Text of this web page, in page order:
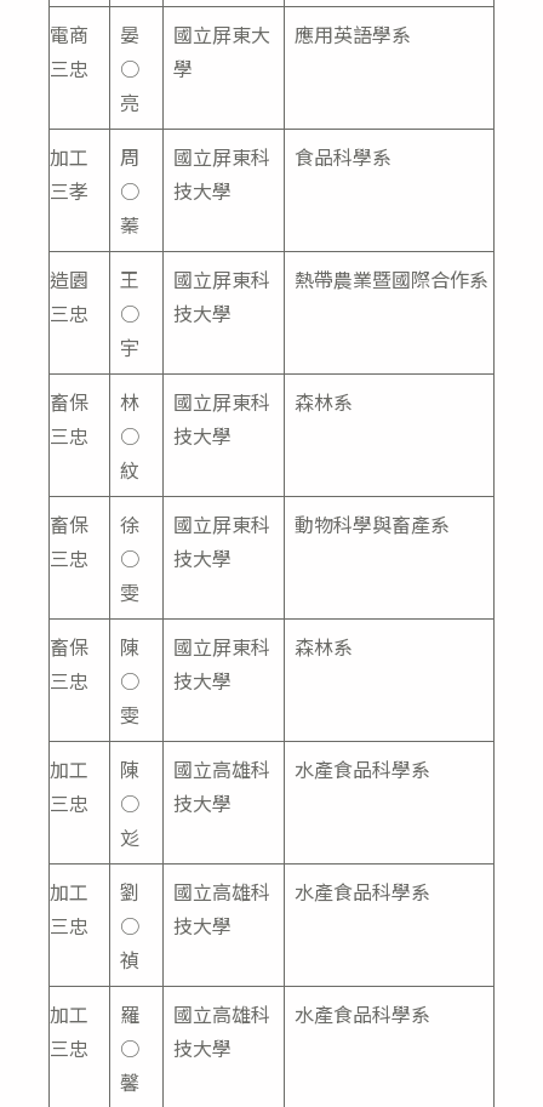
電商
三忠
晏
○
亮
國立屏東大
學
應用英語學系
加工
三孝
周
○
蓁
國立屏東科
技大學
食品科學系
造園
三忠
王
○
宇
國立屏東科
技大學
熱帶農業暨國際合作系
畜保
三忠
林
○
紋
國立屏東科
技大學
森林系
畜保
三忠
徐
○
雯
國立屏東科
技大學
動物科學與畜產系
畜保
三忠
陳
○
雯
國立屏東科
技大學
森林系
加工
三忠
陳
○
彣
國立高雄科
技大學
水產食品科學系
加工
三忠
劉
○
禎
國立高雄科
技大學
水產食品科學系
加工
三忠
羅
○
馨
國立高雄科
技大學
水產食品科學系